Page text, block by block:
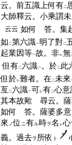
云。前五識上何有二
大師釋云。小乘謂
云云 如何 答。集
如 二第六識一明了對二
起業因等一故。非レ無
但有二六識一。於二 此
但於レ難者。在二未來
亙二六識一可レ有二心意
其本故歟 尋云。薩
如何 答。薩婆多意
來 ノ位 ニ有ル時ヲ名 レ
義。過去ヲ 所依 ト